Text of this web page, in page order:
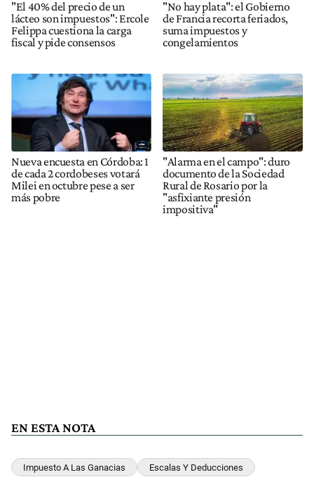
"El 40% del precio de un
lácteo son impuestos": Ercole
Felippa cuestiona la carga
fiscal y pide consensos
"No hay plata": el Gobierno
de Francia recorta feriados,
suma impuestos y
congelamientos
Nueva encuesta en Córdoba: 1
de cada 2 cordobeses votará
Milei en octubre pese a ser
más pobre
"Alarma en el campo": duro
documento de la Sociedad
Rural de Rosario por la
"asfixiante presión
impositiva"
EN ESTA NOTA
Impuesto A Las Ganacias Escalas Y Deducciones